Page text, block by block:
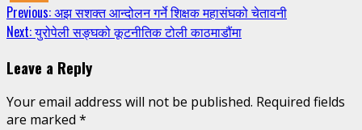
Continue
Reading
Previous:अझ सशक्त आन्दोलन गर्ने शिक्षक महासंघको चेतावनी
Next:युरोपेली सङ्घको कूटनीतिक टोली काठमाडौंमा
Leave a Reply
Your email address will not be published. Required fields
are marked *